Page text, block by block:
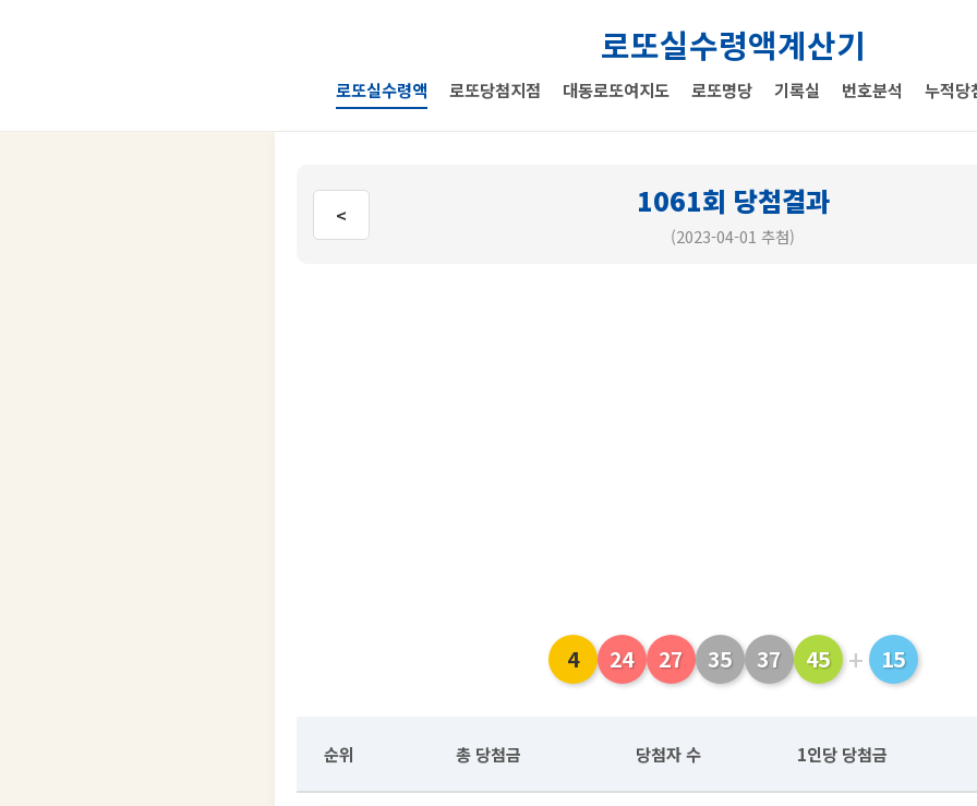
로또실수령액계산기
로또실수령액 로또당첨지점 대동로또여지도 로또명당 기록실 번호분석 누적당
< 1061회 당첨결과
(2023-04-01 추첨)
4 24 27 35 37 45 + 15
순위 총 당첨금 당첨자 수 1인당 당첨금